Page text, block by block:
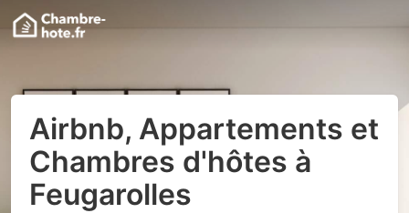
Airbnb, Appartements et
Chambres d'hôtes à
Feugarolles